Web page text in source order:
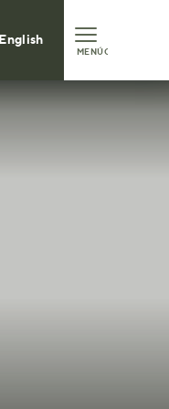
English
MENÚCLOSE